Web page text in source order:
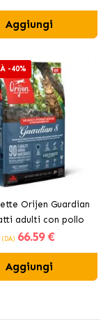
Aggiungi
-40%
Orijen Guardian
adulti con pollo
(DA) 66.59 €
Aggiungi